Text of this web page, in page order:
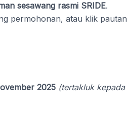
sesawang rasmi SRIDE.
permohonan, atau klik pautan
2025 (tertakluk kepada